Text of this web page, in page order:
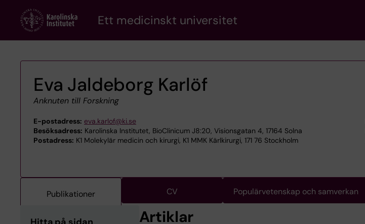
content
Ett medicinskt universitet
Eva Jaldeborg Karlöf
Anknuten till Forskning
E-postadress: eva.karlof@ki.se
Besöksadress: Karolinska Institutet, BioClinicum J8:20, Visionsgatan 4, 17164 Solna
Postadress: K1 Molekylär medicin och kirurgi, K1 MMK Kärlkirurgi, 171 76 Stockholm
Publikationer CV Populärvetenskap och samverkan
Artiklar